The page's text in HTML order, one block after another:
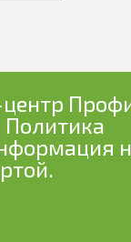
Политика